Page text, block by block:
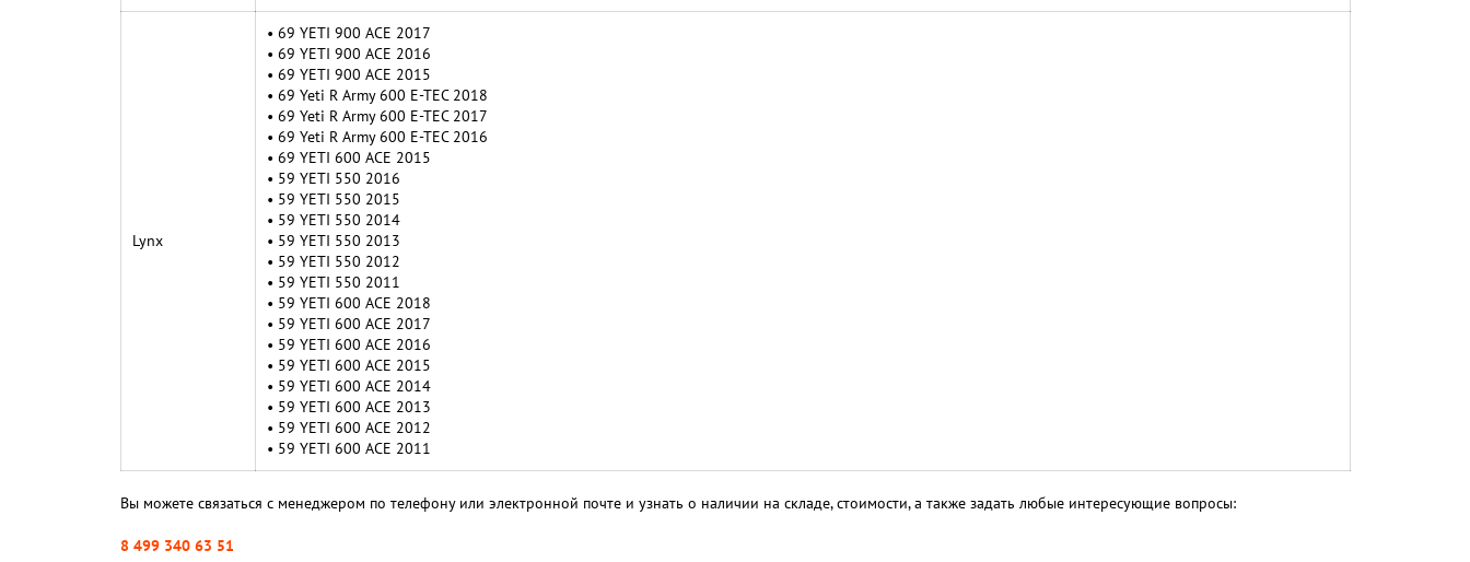
Lynx
• 69 YETI 900 ACE 2017
• 69 YETI 900 ACE 2016
• 69 YETI 900 ACE 2015
• 69 Yeti R Army 600 E-TEC 2018
• 69 Yeti R Army 600 E-TEC 2017
• 69 Yeti R Army 600 E-TEC 2016
• 69 YETI 600 ACE 2015
• 59 YETI 550 2016
• 59 YETI 550 2015
• 59 YETI 550 2014
• 59 YETI 550 2013
• 59 YETI 550 2012
• 59 YETI 550 2011
• 59 YETI 600 ACE 2018
• 59 YETI 600 ACE 2017
• 59 YETI 600 ACE 2016
• 59 YETI 600 ACE 2015
• 59 YETI 600 ACE 2014
• 59 YETI 600 ACE 2013
• 59 YETI 600 ACE 2012
• 59 YETI 600 ACE 2011
Вы можете связаться с менеджером по телефону или электронной почте и узнать о наличии на складе, стоимости, а также задать любые интересующие вопросы:
8 499 340 63 51